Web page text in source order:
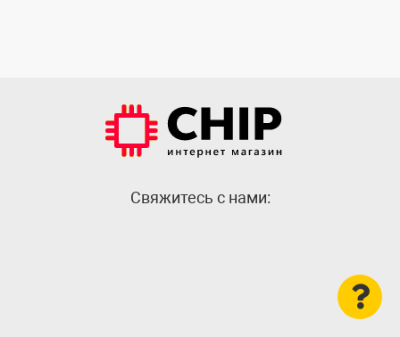
Cвяжитесь с нами: